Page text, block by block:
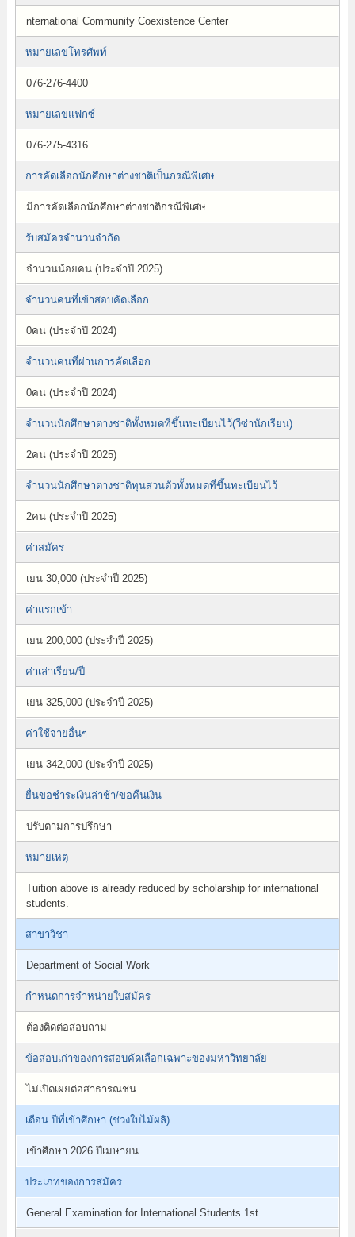
nternational Community Coexistence Center
หมายเลขโทรศัพท์
076-276-4400
หมายเลขแฟกซ์
076-275-4316
การคัดเลือกนักศึกษาต่างชาติเป็นกรณีพิเศษ
มีการคัดเลือกนักศึกษาต่างชาติกรณีพิเศษ
รับสมัครจำนวนจำกัด
จำนวนน้อยคน (ประจำปี 2025)
จำนวนคนที่เข้าสอบคัดเลือก
0คน (ประจำปี 2024)
จำนวนคนที่ผ่านการคัดเลือก
0คน (ประจำปี 2024)
จำนวนนักศึกษาต่างชาติทั้งหมดที่ขึ้นทะเบียนไว้(วีซ่านักเรียน)
2คน (ประจำปี 2025)
จำนวนนักศึกษาต่างชาติทุนส่วนตัวทั้งหมดที่ขึ้นทะเบียนไว้
2คน (ประจำปี 2025)
ค่าสมัคร
เยน 30,000 (ประจำปี 2025)
ค่าแรกเข้า
เยน 200,000 (ประจำปี 2025)
ค่าเล่าเรียน/ปี
เยน 325,000 (ประจำปี 2025)
ค่าใช้จ่ายอื่นๆ
เยน 342,000 (ประจำปี 2025)
ยื่นขอชำระเงินล่าช้า/ขอคืนเงิน
ปรับตามการปรึกษา
หมายเหตุ
Tuition above is already reduced by scholarship for international
students.
สาขาวิชา
Department of Social Work
กำหนดการจำหน่ายใบสมัคร
ต้องติดต่อสอบถาม
ข้อสอบเก่าของการสอบคัดเลือกเฉพาะของมหาวิทยาลัย
ไม่เปิดเผยต่อสาธารณชน
เดือน ปีที่เข้าศึกษา (ช่วงใบไม้ผลิ)
เข้าศึกษา 2026 ปีเมษายน
ประเภทของการสมัคร
General Examination for International Students 1st